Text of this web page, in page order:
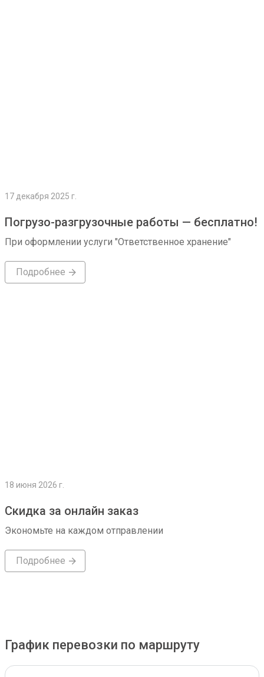
17 декабря 2025 г.
Погрузо-разгрузочные работы — бесплатно!
При оформлении услуги "Ответственное хранение"
Подробнее
18 июня 2026 г.
Скидка за онлайн заказ
Экономьте на каждом отправлении
Подробнее
График перевозки по маршруту